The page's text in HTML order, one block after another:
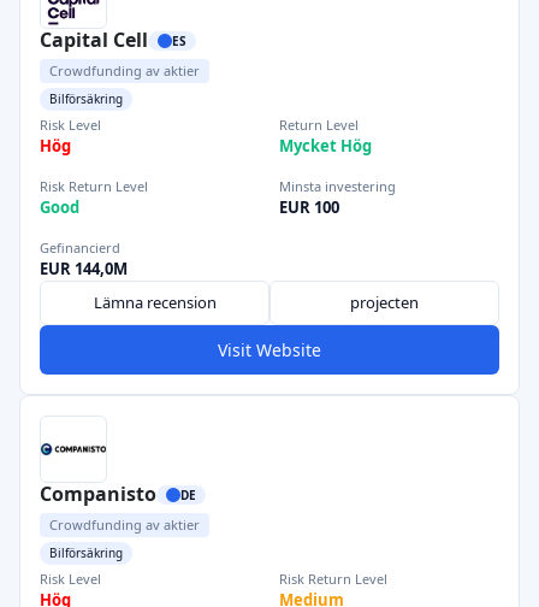
Capital Cell ES
Crowdfunding av aktier
Bilförsäkring
Risk Level
Hög
Return Level
Mycket Hög
Risk Return Level
Good
Minsta investering
EUR 100
Gefinancierd
EUR 144,0M
Lämna recension
projecten
Visit Website
Companisto DE
Crowdfunding av aktier
Bilförsäkring
Risk Level
Hög
Risk Return Level
Medium